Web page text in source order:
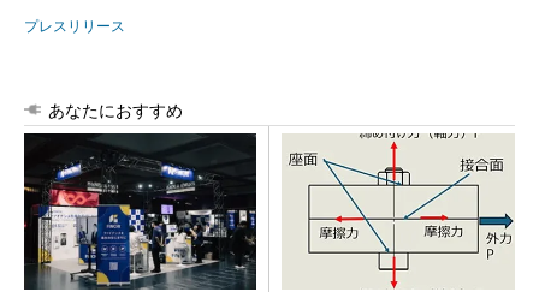
プレスリリース
あなたにおすすめ